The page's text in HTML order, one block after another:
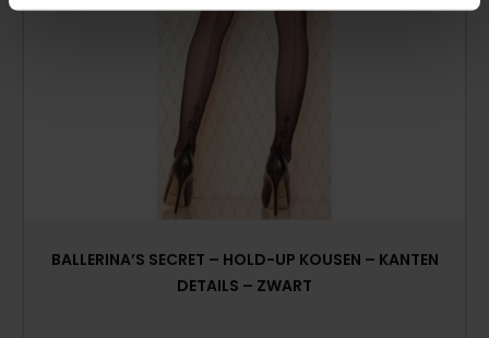
BALLERINA’S SECRET – HOLD-UP KOUSEN – KANTEN
DETAILS – ZWART